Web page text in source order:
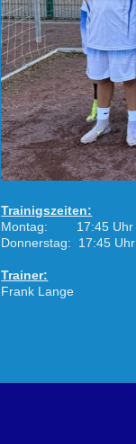
Trainigszeiten:
Montag: 17:45 Uhr
Donnerstag: 17:45
Trainer:
Frank Lange